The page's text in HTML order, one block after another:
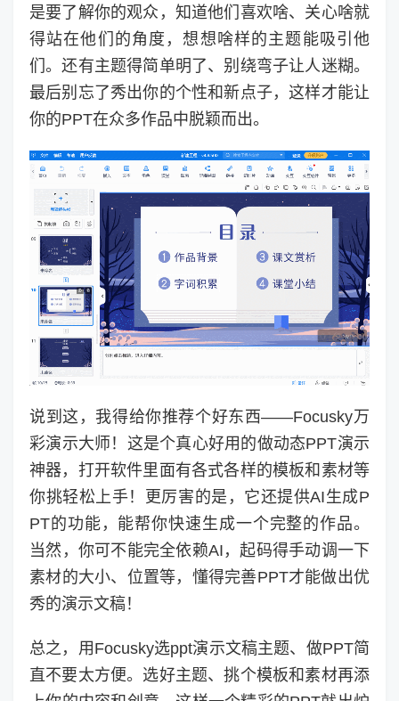
是要了解你的观众，知道他们喜欢啥、关心啥就
得站在他们的角度，想想啥样的主题能吸引他
们。还有主题得简单明了、别绕弯子让人迷糊。
最后别忘了秀出你的个性和新点子，这样才能让
你的PPT在众多作品中脱颖而出。
说到这，我得给你推荐个好东西——Focusky万
彩演示大师！这是个真心好用的做动态PPT演示
神器，打开软件里面有各式各样的模板和素材等
你挑轻松上手！更厉害的是，它还提供AI生成P
PT的功能，能帮你快速生成一个完整的作品。
当然，你可不能完全依赖AI，起码得手动调一下
素材的大小、位置等，懂得完善PPT才能做出优
秀的演示文稿！
总之，用Focusky选ppt演示文稿主题、做PPT简
直不要太方便。选好主题、挑个模板和素材再添